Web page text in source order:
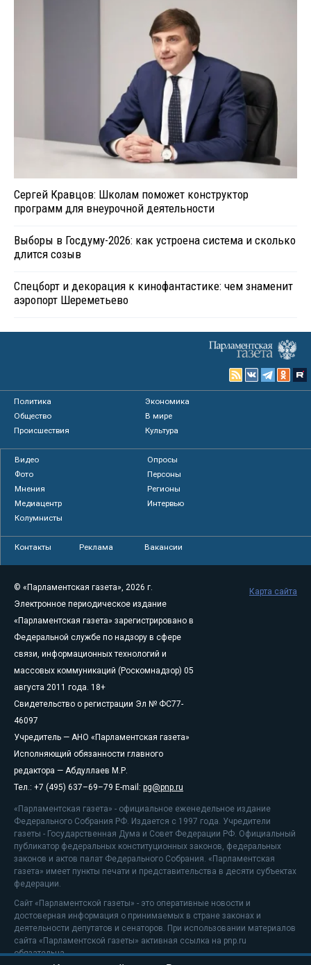
Сергей Кравцов: Школам поможет конструктор
программ для внеурочной деятельности
Выборы в Госдуму-2026: как устроена система и сколько
длится созыв
Спецборт и декорация к кинофантастике: чем знаменит
аэропорт Шереметьево
Политика
Экономика
Общество
В мире
Происшествия
Культура
Видео
Опросы
Фото
Персоны
Мнения
Регионы
Медиацентр
Интервью
Колумнисты
Контакты Реклама Вакансии
© «Парламентская газета», 2026 г.
Электронное периодическое издание
«Парламентская газета» зарегистрировано в
Федеральной службе по надзору в сфере
связи, информационных технологий и
массовых коммуникаций (Роскомнадзор) 05
августа 2011 года. 18+
Свидетельство о регистрации Эл № ФС77-
46097
Учредитель — АНО «Парламентская газета»
Исполняющий обязанности главного
редактора — Абдуллаев М.Р.
Тел.: +7 (495) 637–69–79 E-mail: pg@pnp.ru
«Парламентская газета» - официальное еженедельное издание
Федерального Собрания РФ. Издается с 1997 года. Учредители
газеты - Государственная Дума и Совет Федерации РФ. Официальный
публикатор федеральных конституционных законов, федеральных
законов и актов палат Федерального Собрания. «Парламентская
газета» имеет пункты печати и представительства в десяти субъектах
федерации.
Сайт «Парламентской газеты» - это оперативные новости и
достоверная информация о принимаемых в стране законах и
деятельности депутатов и сенаторов. При использовании материалов
сайта «Парламентской газеты» активная ссылка на pnp.ru
обязательна.
Карта сайта